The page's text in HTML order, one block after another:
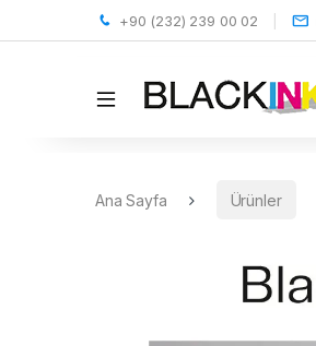
+90 (232) 239 00 02
Ana Sayfa Ürünler